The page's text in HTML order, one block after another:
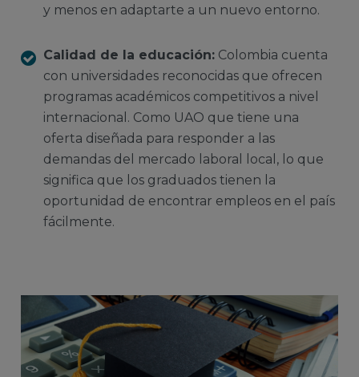
y menos en adaptarte a un nuevo entorno.
Calidad de la educación: Colombia cuenta
con universidades reconocidas que ofrecen
programas académicos competitivos a nivel
internacional. Como UAO que tiene una
oferta diseñada para responder a las
demandas del mercado laboral local, lo que
significa que los graduados tienen la
oportunidad de encontrar empleos en el país
fácilmente.